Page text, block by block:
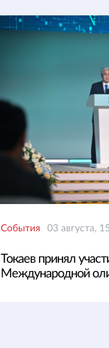
События 03 августа,
Токаев принял
Международной